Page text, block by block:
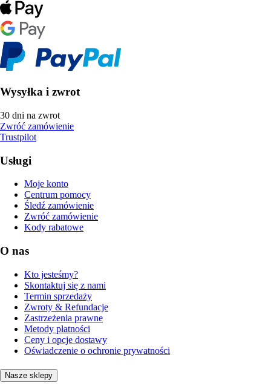
Wysyłka i zwrot
30 dni na zwrot
Zwróć zamówienie
Trustpilot
Usługi
Moje konto
Centrum pomocy
Śledź zamówienie
Zwróć zamówienie
Kody rabatowe
O nas
Kto jesteśmy?
Skontaktuj się z nami
Termin sprzedaży
Zwroty & Refundacje
Zastrzeżenia prawne
Metody płatności
Ceny i opcje dostawy
Oświadczenie o ochronie prywatności
Nasze sklepy